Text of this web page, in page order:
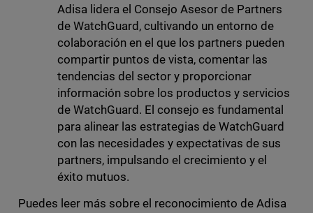
Adisa lidera el Consejo Asesor de Partners
de WatchGuard, cultivando un entorno de
colaboración en el que los partners pueden
compartir puntos de vista, comentar las
tendencias del sector y proporcionar
información sobre los productos y servicios
de WatchGuard. El consejo es fundamental
para alinear las estrategias de WatchGuard
con las necesidades y expectativas de sus
partners, impulsando el crecimiento y el
éxito mutuos.
Puedes leer más sobre el reconocimiento de Adisa